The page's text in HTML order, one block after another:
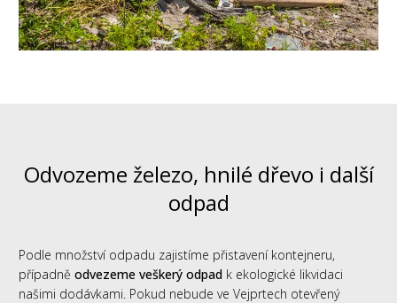
Odvozeme železo, hnilé dřevo i další
odpad
Podle množství odpadu zajistíme přistavení kontejneru,
případně odvezeme veškerý odpad k ekologické likvidaci
našimi dodávkami. Pokud nebude ve Vejprtech otevřený